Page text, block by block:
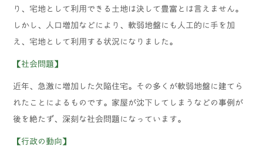
り、宅地として利用できる土地は決して豊富とは言えません。
しかし、人口増加などにより、軟弱地盤にも人工的に手を加
え、宅地として利用する状況になりました。
【社会問題】
近年、急激に増加した欠陥住宅。その多くが軟弱地盤に建てら
れたことによるものです。家屋が沈下してしまうなどの事例が
後を絶たず、深刻な社会問題になっています。
【行政の動向】